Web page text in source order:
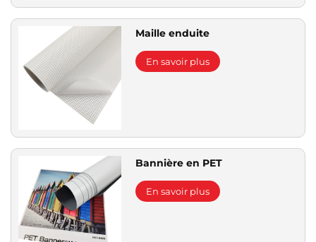
Maille enduite
En savoir plus
Bannière en PET
En savoir plus